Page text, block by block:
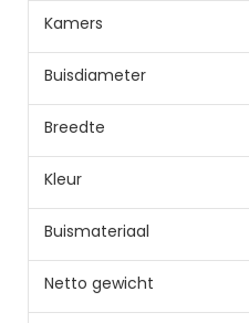
Kamers
Buisdiameter
Breedte
Kleur
Buismateriaal
Netto gewicht